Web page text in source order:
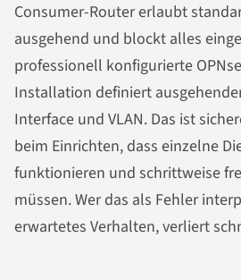
Consumer-Router erlaubt
ausgehend und blockt alles
professionell konfigurierte
Installation definiert
Interface und VLAN. Das ist
beim Einrichten, dass einzelne
funktionieren und schrittweise
müssen. Wer das als Fehler
erwartetes Verhalten, verliert